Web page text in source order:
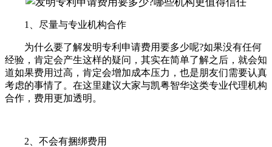
1、尽量与专业机构合作
为什么要了解发明专利申请费用要多少呢?如果没有任何
经验，肯定会产生这样的疑问，其实在简单了解之后，就会知
道如果费用过高，肯定会增加成本压力，也是朋友们需要认真
考虑的事情了。在这里建议大家与凯粤智华这类专业代理机构
合作，费用更加透明。
2、不会有捆绑费用